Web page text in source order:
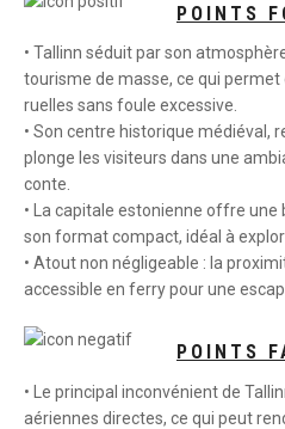
POINTS
• Tallinn séduit par son
tourisme de masse, ce qui
ruelles sans foule excessive.
• Son centre historique médiéval,
plonge les visiteurs dans une
conte.
• La capitale estonienne offre
son format compact, idéal à
• Atout non négligeable : la
accessible en ferry pour une
POINTS
• Le principal inconvénient de
aériennes directes, ce qui peut